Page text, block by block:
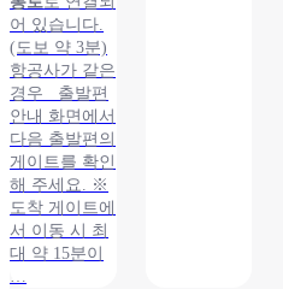
어 있습니다.
(도보 약 3분)
항공사가 같은
경우 출발편
안내 화면에서
다음 출발편의
게이트를 확인
해 주세요. ※
도착 게이트에
서 이동 시 최
대 약 15분이
…